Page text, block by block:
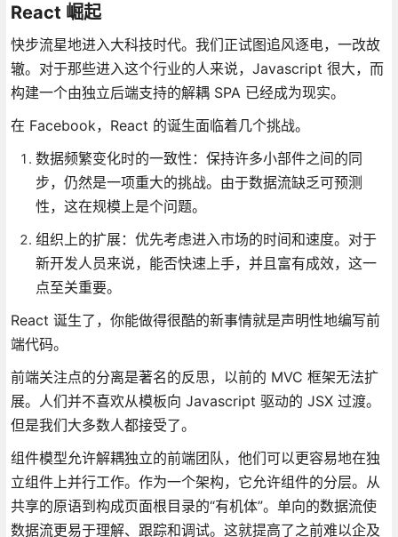
React 崛起
快步流星地进入大科技时代。我们正试图追风逐电，一改故
辙。对于那些进入这个行业的人来说，Javascript 很大，而
构建一个由独立后端支持的解耦 SPA 已经成为现实。
在 Facebook，React 的诞生面临着几个挑战。
数据频繁变化时的一致性：保持许多小部件之间的同
步，仍然是一项重大的挑战。由于数据流缺乏可预测
性，这在规模上是个问题。
组织上的扩展：优先考虑进入市场的时间和速度。对于
新开发人员来说，能否快速上手，并且富有成效，这一
点至关重要。
React 诞生了，你能做得很酷的新事情就是声明性地编写前
端代码。
前端关注点的分离是著名的反思，以前的 MVC 框架无法扩
展。人们并不喜欢从模板向 Javascript 驱动的 JSX 过渡。
但是我们大多数人都接受了。
组件模型允许解耦独立的前端团队，他们可以更容易地在独
立组件上并行工作。作为一个架构，它允许组件的分层。从
共享的原语到构成页面根目录的“有机体”。单向的数据流使
数据流更易于理解、跟踪和调试。这就提高了之前难以企及